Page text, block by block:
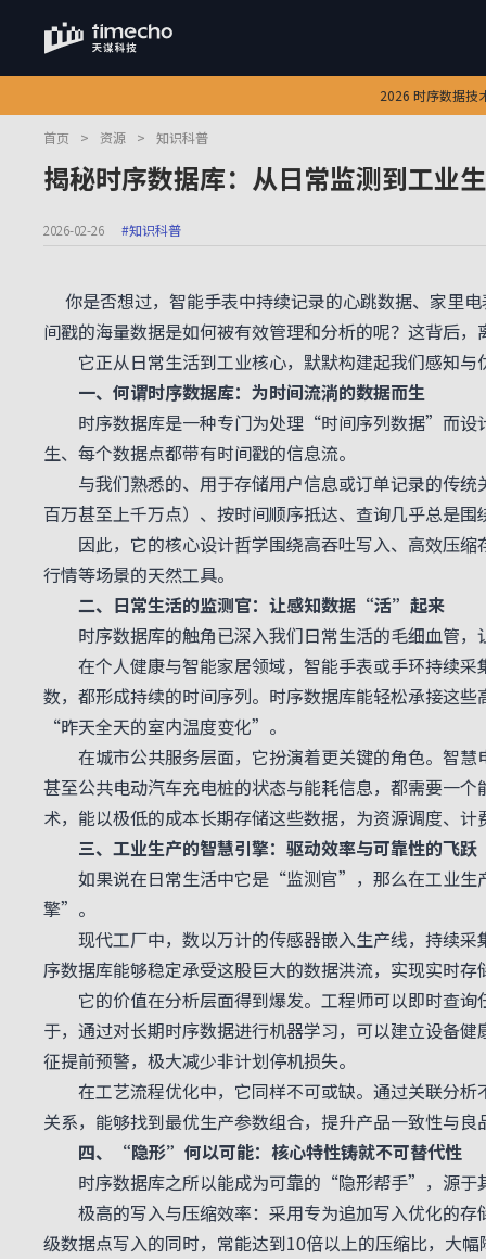
2026 时序数据技
首页 > 资源 > 知识科普
揭秘时序数据库：从日常监测到工业
2026-02-26 #知识科普
你是否想过，智能手表中持续记录的心跳数据、家里
间戳的海量数据是如何被有效管理和分析的呢？这背后
它正从日常生活到工业核心，默默构建起我们感知与
一、何谓时序数据库：为时间流淌的数据而生
时序数据库是一种专门为处理 “时间序列数据” 而设
生、每个数据点都带有时间戳的信息流。
与我们熟悉的、用于存储用户信息或订单记录的传统
百万甚至上千万点）、按时间顺序抵达、查询几乎总是
因此，它的核心设计哲学围绕高吞吐写入、高效压缩
行情等场景的天然工具。
二、日常生活的监测官：让感知数据 “活” 起来
时序数据库的触角已深入我们日常生活的毛细血管，
在个人健康与智能家居领域，智能手表或手环持续采
数，都形成持续的时间序列。时序数据库能轻松承接这
“昨天全天的室内温度变化” 。
在城市公共服务层面，它扮演着更关键的角色。智慧
甚至公共电动汽车充电桩的状态与能耗信息，都需要一
术，能以极低的成本长期存储这些数据，为资源调度、
三、工业生产的智慧引擎：驱动效率与可靠性的飞跃
如果说在日常生活中它是 “监测官” ，那么在工业
擎” 。
现代工厂中，数以万计的传感器嵌入生产线，持续采
序数据库能够稳定承受这股巨大的数据洪流，实现实时存
它的价值在分析层面得到爆发。工程师可以即时查询
于，通过对长期时序数据进行机器学习，可以建立设备
征提前预警，极大减少非计划停机损失。
在工艺流程优化中，它同样不可或缺。通过关联分析
关系，能够找到最优生产参数组合，提升产品一致性与良
四、
“隐形” 何以可能：核心特性铸就不可替代性
时序数据库之所以能成为可靠的 “隐形帮手” ，源于
极高的写入与压缩效率：采用专为追加写入优化的存
级数据点写入的同时，常能达到10倍以上的压缩比，大